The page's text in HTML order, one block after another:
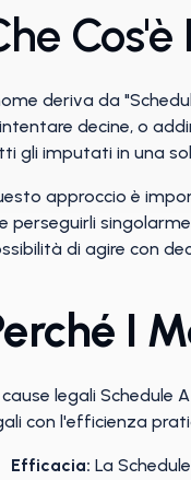
deriva da
decine, o
gli imputati in una
approccio è
perseguirli
di agire con
I
cause legali
con l'efficienza
Efficacia: La